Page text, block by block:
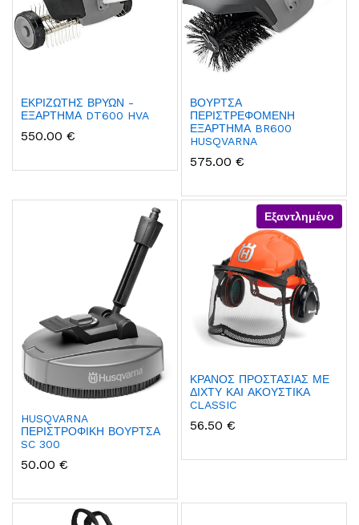
ΕΚΡΙΖΩΤΗΣ ΒΡΥΩΝ -
ΕΞΑΡΤΗΜΑ DT600 HVA
550.00 €
ΒΟΥΡΤΣΑ
ΠΕΡΙΣΤΡΕΦΟΜΕΝΗ
ΕΞΑΡΤΗΜΑ BR600
HUSQVARNA
575.00 €
HUSQVARNA
ΠΕΡΙΣΤΡΟΦΙΚΗ ΒΟΥΡΤΣΑ
SC 300
50.00 €
Εξαντλημένο
ΚΡΑΝΟΣ ΠΡΟΣΤΑΣΙΑΣ ΜΕ
ΔΙΧΤΥ ΚΑΙ ΑΚΟΥΣΤΙΚΑ
CLASSIC
56.50 €